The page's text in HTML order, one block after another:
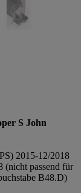
S John
2015-12/2018
(nicht passend für
B48.D)